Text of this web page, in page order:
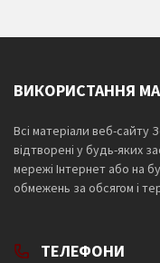
ВИКОРИСТАННЯ
Всі матеріали веб-сайту
відтворені у будь-яких
мережі Інтернет або на
обмежень за обсягом і
ТЕЛЕФОНИ